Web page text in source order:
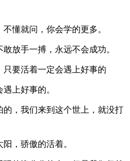
懂就问，你会学的更多。
放手一搏，永远不会成功。
只要活着一定会遇上好事的
上好事的。
的，我们来到这个世上，就没打
，骄傲的活着。